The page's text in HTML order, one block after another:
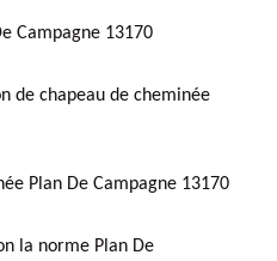
Campagne 13170
de chapeau de cheminée
Plan De Campagne 13170
la norme Plan De